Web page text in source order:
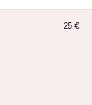
25 €